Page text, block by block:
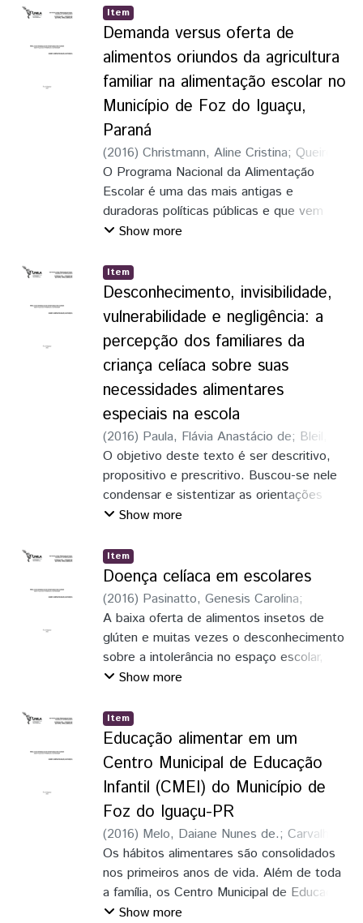
problemas de saúde não só na infância,
mas também na vida adulta.
Item
Demanda versus oferta de
alimentos oriundos da agricultura
familiar na alimentação escolar no
Município de Foz do Iguaçu,
Paraná
(2016) Christmann, Aline Cristina; Queiroz
Neto, Exzolvildres
O Programa Nacional da Alimentação
Escolar é uma das mais antigas e
duradoras políticas públicas e que vem
ganhando alguns avanços na
estudantes tenham, no periódo em que
permanecem na escola, de no mínimo uma
refeição e que cubra suas necessidades
nutricionais, além do acesso a alimentos
saudáveis, regionais, respeitando os
hábitos alimentares de sua região e com a
promulgação da Lei 11.947/2009, passou a
ter obrigatoriedade de aquisição de no
minímo 30% do recurso recebido pelo
FNDE, na aquisição de produtos da
agricultura familiar, fomentando o pequeno
agricultor e incentivando a continuar na
zona rual, criando uma mão dupla de
benefícios.
Show more
Item
Desconhecimento, invisibilidade,
vulnerabilidade e negligência: a
percepção dos familiares da
criança celíaca sobre suas
necessidades alimentares
especiais na escola
(2016) Paula, Flávia Anastácio de; Bleil,
Rozane Toso
O objetivo deste texto é ser descritivo,
propositivo e prescritivo. Buscou-se nele
condensar e sistentizar as orientações
iniciais ao atendimento de pessoas com
escola, em relevo para a condição celíaca.
Show more
Item
Doença celíaca em escolares
(2016) Pasinatto, Genesis Carolina;
Nampo, Fernando Kenji
A baixa oferta de alimentos insetos de
glúten e muitas vezes o desconhecimento
sobre a intolerância no espaço escolar,
interfere na qualidade de vida dos alunos,
crianças com a doença celíaca, o que as
deixam muito prejudicadas nos resultados
esperados no processo de ensino
aprendizagem.
Show more
Item
Educação alimentar em um
Centro Municipal de Educação
Infantil (CMEI) do Município de
Foz do Iguaçu-PR
(2016) Melo, Daiane Nunes de.; Carvalho,
Rosemary Jane Monteiro de
Os hábitos alimentares são consolidados
nos primeiros anos de vida. Além de toda
a família, os Centro Municipal de Educação
Infantil (CMEI) são referência de
Show more